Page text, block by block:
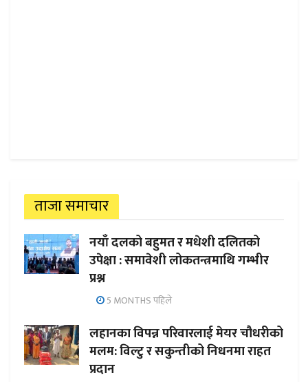
ताजा समाचार
नयाँ दलको बहुमत र मधेशी दलितको
उपेक्षा : समावेशी लोकतन्त्रमाथि गम्भीर
प्रश्न
5 MONTHS पहिले
लहानका विपन्न परिवारलाई मेयर चौधरीको
मलम: विल्टु र सकुन्तीको निधनमा राहत
प्रदान